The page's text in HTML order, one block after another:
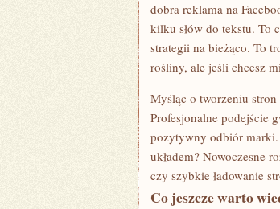
dobra reklama na
kilku słów do tekstu. To
strategii na bieżąco. To
rośliny, ale jeśli chcesz
Myśląc o tworzeniu
Profesjonalne podejście
pozytywny odbiór marki.
układem? Nowoczesne
czy szybkie ładowanie
Co jeszcze warto